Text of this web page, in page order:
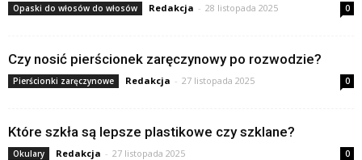
Opaski do włosów do włosów Redakcja - 28 listopada 2025 0
Czy nosić pierścionek zaręczynowy po rozwodzie?
Pierścionki zaręczynowe Redakcja - 27 listopada 2025 0
Które szkła są lepsze plastikowe czy szklane?
Okulary Redakcja - 27 listopada 2025 0